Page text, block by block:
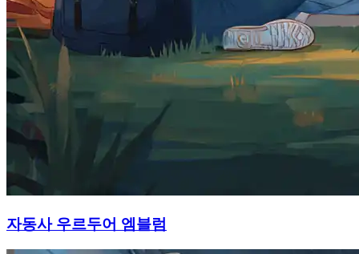
자동사 우르두어 엠블럼